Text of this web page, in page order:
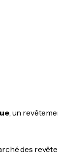
, un
des